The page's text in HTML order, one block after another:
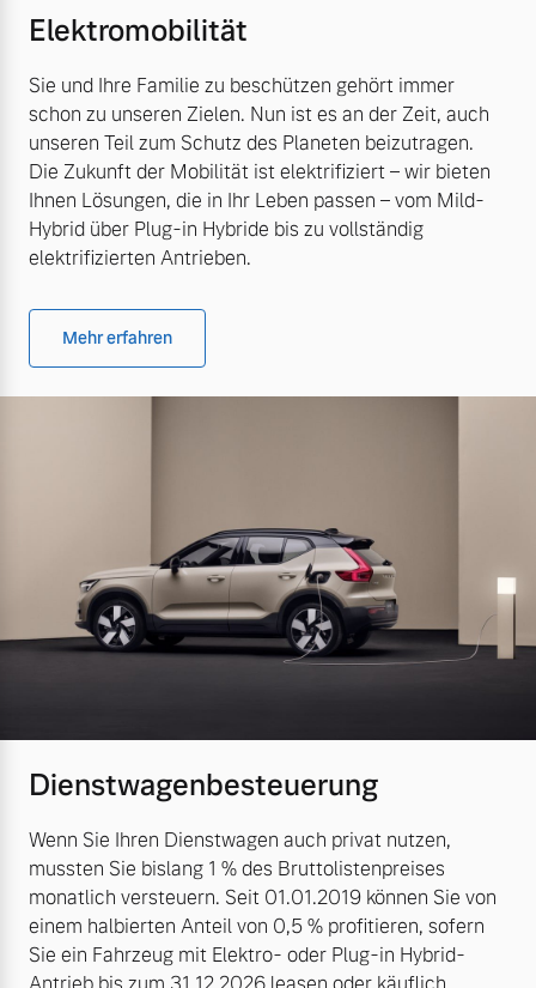
Elektromobilität
Sie und Ihre Familie zu beschützen gehört immer
schon zu unseren Zielen. Nun ist es an der Zeit, auch
unseren Teil zum Schutz des Planeten beizutragen.
Die Zukunft der Mobilität ist elektrifiziert – wir bieten
Ihnen Lösungen, die in Ihr Leben passen – vom Mild-
Hybrid über Plug-in Hybride bis zu vollständig
elektrifizierten Antrieben.
Mehr erfahren
Dienstwagenbesteuerung
Wenn Sie Ihren Dienstwagen auch privat nutzen,
mussten Sie bislang 1 % des Bruttolistenpreises
monatlich versteuern. Seit 01.01.2019 können Sie von
einem halbierten Anteil von 0,5 % profitieren, sofern
Sie ein Fahrzeug mit Elektro- oder Plug-in Hybrid-